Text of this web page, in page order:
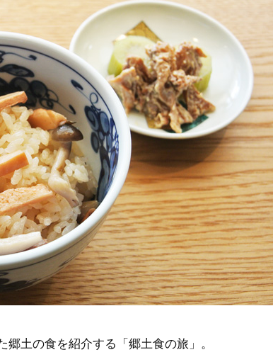
土の食を紹介する「郷土食の旅」。